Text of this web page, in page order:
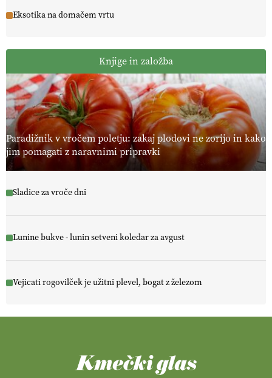
Eksotika na domačem vrtu
Knjige in založba
Paradižnik v vročem poletju: zakaj plodovi ne zorijo in kako
jim pomagati z naravnimi pripravki
Sladice za vroče dni
Lunine bukve - lunin setveni koledar za avgust
Vejicati rogovilček je užitni plevel, bogat z železom